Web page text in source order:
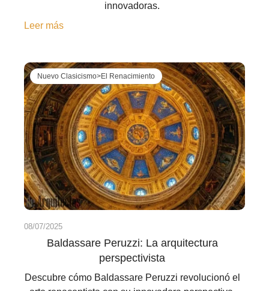
innovadoras.
Leer más
Nuevo Clasicismo>El Renacimiento
08/07/2025
Baldassare Peruzzi: La arquitectura
perspectivista
Descubre cómo Baldassare Peruzzi revolucionó el